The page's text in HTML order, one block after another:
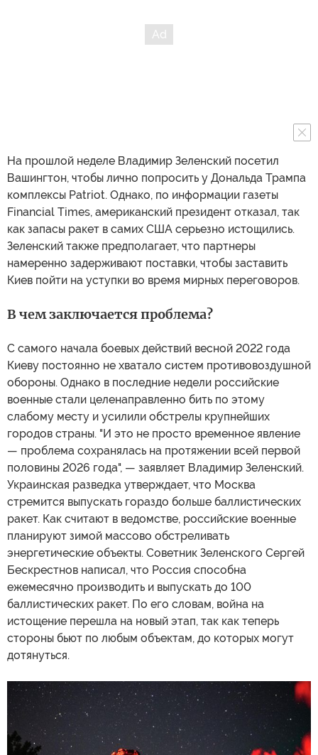
На прошлой неделе Владимир Зеленский посетил
Вашингтон, чтобы лично попросить у Дональда Трампа
комплексы Patriot. Однако, по информации газеты
Financial Times, американский президент отказал, так
как запасы ракет в самих США серьезно истощились.
Зеленский также предполагает, что партнеры
намеренно задерживают поставки, чтобы заставить
Киев пойти на уступки во время мирных переговоров.
В чем заключается проблема?
С самого начала боевых действий весной 2022 года
Киеву постоянно не хватало систем противовоздушной
обороны. Однако в последние недели российские
военные стали целенаправленно бить по этому
слабому месту и усилили обстрелы крупнейших
городов страны. "И это не просто временное явление
— проблема сохранялась на протяжении всей первой
половины 2026 года", — заявляет Владимир Зеленский.
Украинская разведка утверждает, что Москва
стремится выпускать гораздо больше баллистических
ракет. Как считают в ведомстве, российские военные
планируют зимой массово обстреливать
энергетические объекты. Советник Зеленского Сергей
Бескрестнов написал, что Россия способна
ежемесячно производить и выпускать до 100
баллистических ракет. По его словам, война на
истощение перешла на новый этап, так как теперь
стороны бьют по любым объектам, до которых могут
дотянуться.